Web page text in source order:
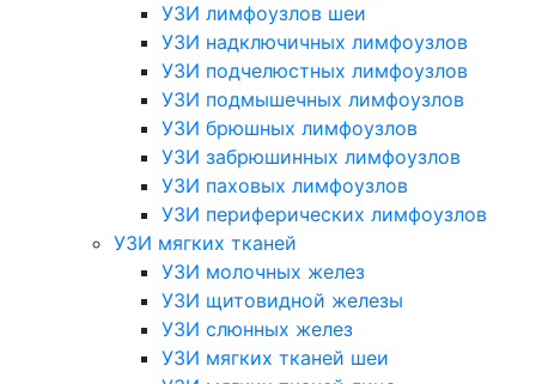
УЗИ лимфоузлов шеи
УЗИ надключичных лимфоузлов
УЗИ подчелюстных лимфоузлов
УЗИ подмышечных лимфоузлов
УЗИ брюшных лимфоузлов
УЗИ забрюшинных лимфоузлов
УЗИ паховых лимфоузлов
УЗИ периферических лимфоузлов
УЗИ мягких тканей
УЗИ молочных желез
УЗИ щитовидной железы
УЗИ слюнных желез
УЗИ мягких тканей шеи